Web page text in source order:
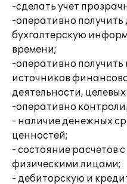
-сделать учет
-оперативно
бухгалтерскую
времени;
-оперативно
источников
деятельности,
-оперативно
- наличие денежных
ценностей;
- состояние расчетов
физическими лицами;
- дебиторскую и